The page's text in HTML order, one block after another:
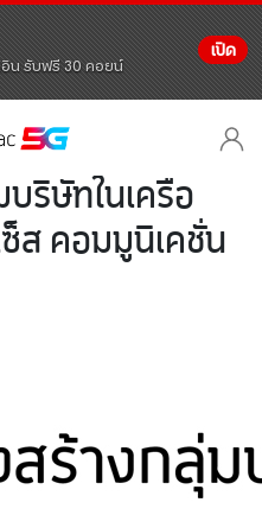
อิน รับฟรี 30 คอยน์
เปิด
ริษัทในเครือ
ส คอมมูนิเคชั่น